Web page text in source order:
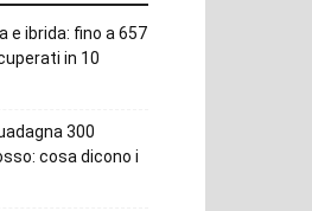
e ibrida: fino a 657
in 10
300
cosa dicono i